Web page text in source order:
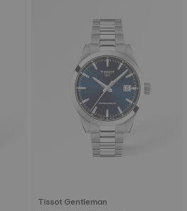
Tissot Gentleman